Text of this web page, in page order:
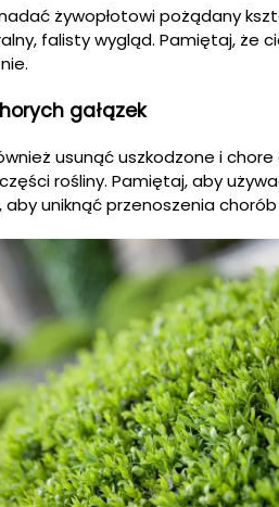
żywopłotowi pożądany
falisty wygląd. Pamiętaj, że
gałązek
usunąć uszkodzone i chore
rośliny. Pamiętaj, aby
uniknąć przenoszenia